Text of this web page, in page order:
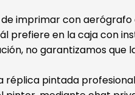
imprimar con aerógrafo
prefiere en la caja con
no garantizamos que
réplica pintada